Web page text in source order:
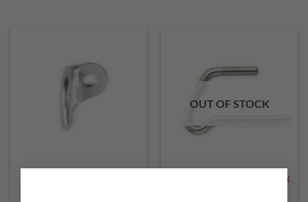
OUT OF STOCK
Canyoning glue in bolt 10 x